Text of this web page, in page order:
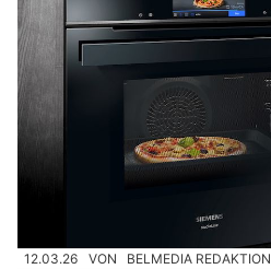
12.03.26 VON BELMEDIA REDAKTION